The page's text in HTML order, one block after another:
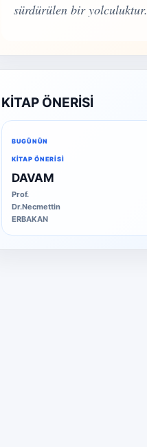
sürdürülen bir yolculuktur.
KİTAP ÖNERİSİ
BUGÜNÜN
KITAP ÖNERISI
DAVAM
Prof.
Dr.Necmettin
ERBAKAN